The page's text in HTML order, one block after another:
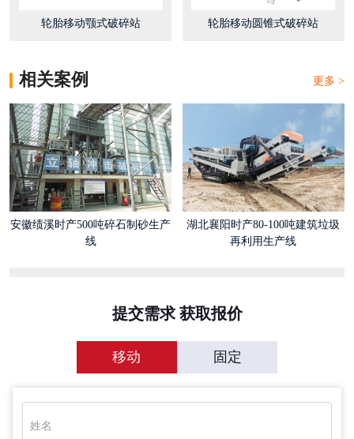
轮胎移动颚式破碎站 轮胎移动圆锥式破碎站
更多 >
相关案例
安徽绩溪时产500吨碎石制砂生产
线
湖北襄阳时产80-100吨建筑垃圾
再利用生产线
提交需求 获取报价
移动 固定